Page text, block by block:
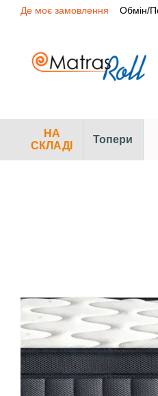
Перейти до основного контенту
Де моє замовлення Обмін/
НА
СКЛАДІ
Топери